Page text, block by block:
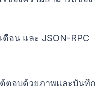
อน และ JSON-RPC
ตอบด้วยภาพและบันทึก